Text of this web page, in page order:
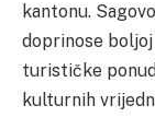
kantonu.
doprinose
turističke
kulturnih